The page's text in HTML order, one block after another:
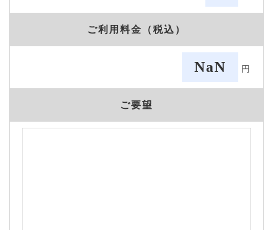
ご利用料金（税込）
NaN 円
ご要望